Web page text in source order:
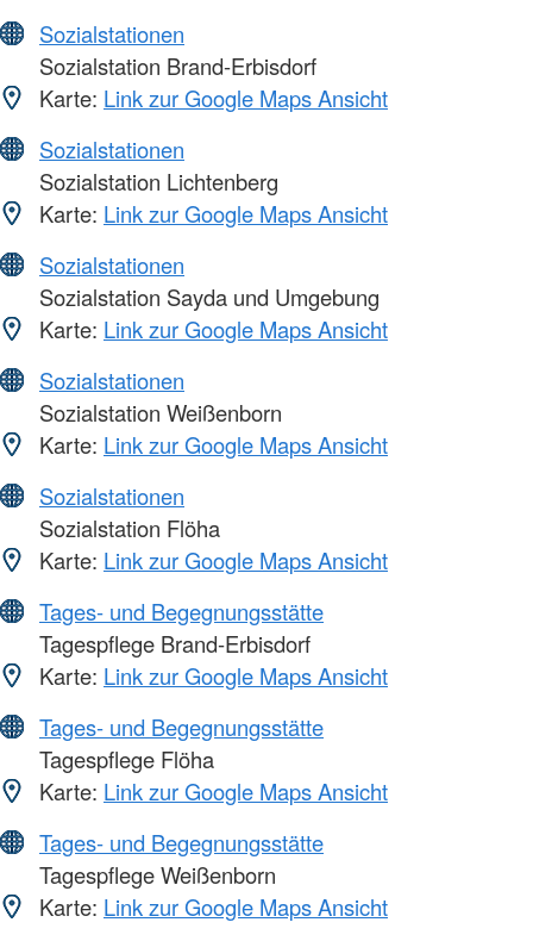
Sozialstationen
Sozialstation Brand-Erbisdorf
Karte: Link zur Google Maps Ansicht
Sozialstationen
Sozialstation Lichtenberg
Karte: Link zur Google Maps Ansicht
Sozialstationen
Sozialstation Sayda und Umgebung
Karte: Link zur Google Maps Ansicht
Sozialstationen
Sozialstation Weißenborn
Karte: Link zur Google Maps Ansicht
Sozialstationen
Sozialstation Flöha
Karte: Link zur Google Maps Ansicht
Tages- und Begegnungsstätte
Tagespflege Brand-Erbisdorf
Karte: Link zur Google Maps Ansicht
Tages- und Begegnungsstätte
Tagespflege Flöha
Karte: Link zur Google Maps Ansicht
Tages- und Begegnungsstätte
Tagespflege Weißenborn
Karte: Link zur Google Maps Ansicht